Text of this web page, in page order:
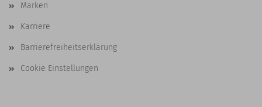
Marken
Karriere
Barrierefreiheitserklärung
Cookie Einstellungen